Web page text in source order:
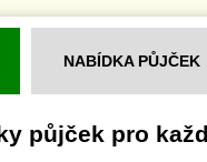
NABÍDKA PŮJČEK
půjček pro